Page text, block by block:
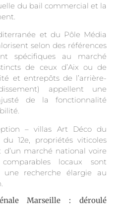
du bail commercial et la
et du Pôle Média
selon des références
spécifiques au marché
de ceux d’Aix ou de
et entrepôts de l’arrière-
appellent une
de la fonctionnalité
– villas Art Déco du
du 12e, propriétés viticoles
marché national voire
locaux sont
recherche élargie au
Marseille : déroulé